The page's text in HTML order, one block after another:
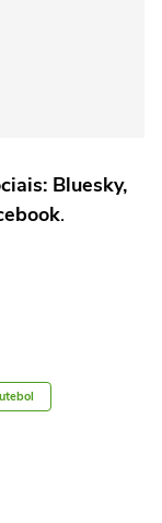
Bluesky,
.